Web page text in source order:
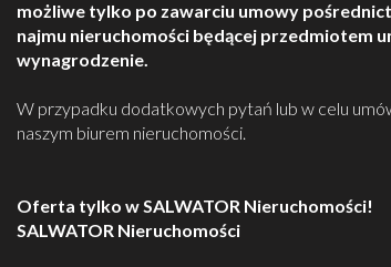
możliwe tylko po zawarciu umowy
najmu nieruchomości będącej przedmiotem
wynagrodzenie.
W przypadku dodatkowych pytań lub w celu
naszym biurem nieruchomości.
Oferta tylko w SALWATOR Nieruchomości!
SALWATOR Nieruchomości